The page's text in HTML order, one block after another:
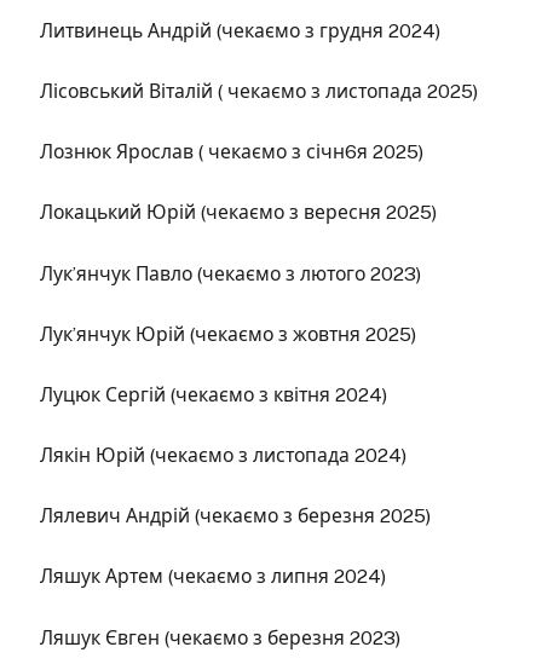
Литвинець Андрій (чекаємо з грудня 2024)
Лісовський Віталій ( чекаємо з листопада 2025)
Лознюк Ярослав ( чекаємо з січн6я 2025)
Локацький Юрій (чекаємо з вересня 2025)
Лук’янчук Павло (чекаємо з лютого 2023)
Лук’янчук Юрій (чекаємо з жовтня 2025)
Луцюк Сергій (чекаємо з квітня 2024)
Лякін Юрій (чекаємо з листопада 2024)
Лялевич Андрій (чекаємо з березня 2025)
Ляшук Артем (чекаємо з липня 2024)
Ляшук Євген (чекаємо з березня 2023)